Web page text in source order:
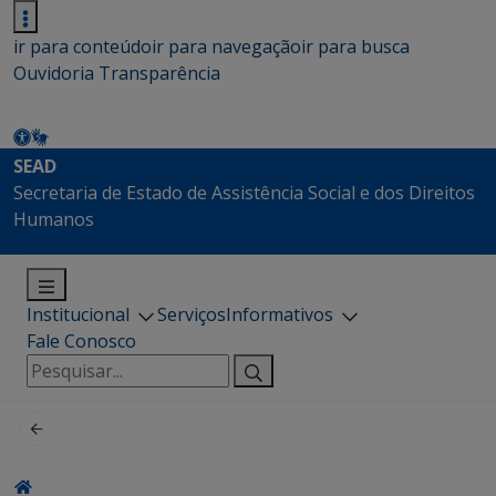
ir para conteúdoir para navegaçãoir para busca
Ouvidoria Transparência
SEAD
Secretaria de Estado de Assistência Social e dos Direitos
Humanos
Institucional ServiçosInformativos
Fale Conosco
Pesquisar
por: